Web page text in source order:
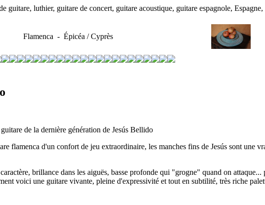
luthier, guitare de concert, guitare acoustique, guitare espagnole,
Flamenca - Épicéa / Cyprès
de la dernière génération de Jesús Bellido
flamenca d'un confort de jeu extraordinaire, les manches fins de Jesús sont une
brillance dans les aiguës, basse profonde qui "grogne" quand on attaque...
voici une guitare vivante, pleine d'expressivité et tout en subtilité, très riche